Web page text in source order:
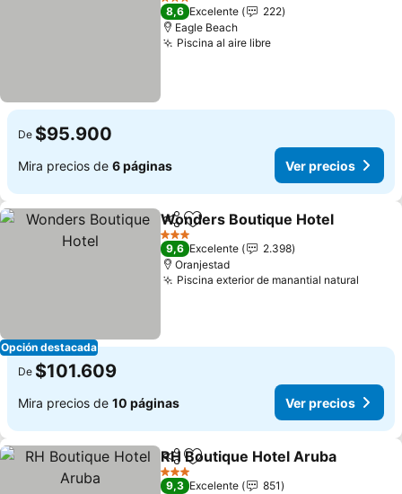
3 Estrellas
8,6 Excelente
222
Eagle Beach
Piscina al aire libre
De $95.900
Mira precios de 6 páginas Ver precios
Opción destacada
CompartirAgregar a favoritos
Wonders Boutique Hotel
3 Estrellas
9,6 Excelente
2.398
Oranjestad
Piscina exterior de manantial natural
De $101.609
Mira precios de 10 páginas Ver precios
CompartirAgregar a favoritos
RH Boutique Hotel Aruba
3 Estrellas
9,3 Excelente
851